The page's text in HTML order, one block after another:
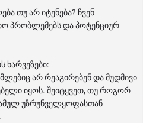
თუ არ იტენება? ჩვენ
პრობლემებს და პოტენციურ
არ რეაგირებენ და მუდმივი
იყოს. შეიტყვეთ, თუ როგორ
უზრუნველყოფასთან